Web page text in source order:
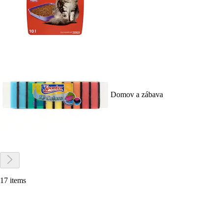
Domov a zábava
17 items